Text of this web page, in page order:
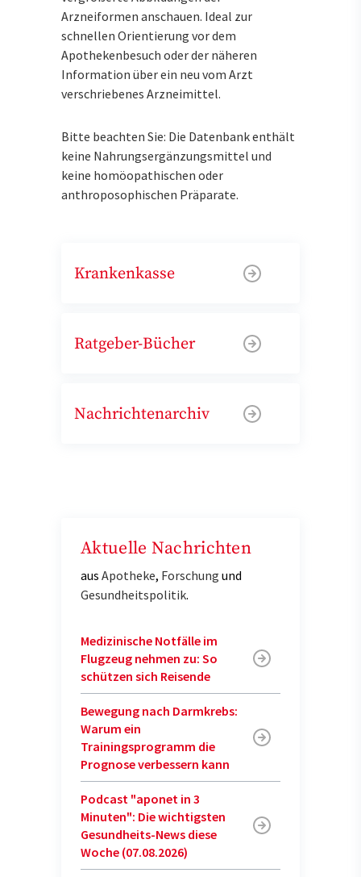
Arzneiformen anschauen. Ideal zur
schnellen Orientierung vor dem
Apothekenbesuch oder der näheren
Information über ein neu vom Arzt
verschriebenes Arzneimittel.
Bitte beachten Sie: Die Datenbank enthält
keine Nahrungsergänzungsmittel und
keine homöopathischen oder
anthroposophischen Präparate.
Krankenkasse
Ratgeber-Bücher
Nachrichtenarchiv
Aktuelle Nachrichten
aus Apotheke, Forschung und
Gesundheitspolitik.
Medizinische Notfälle im
Flugzeug nehmen zu: So
schützen sich Reisende
Bewegung nach Darmkrebs:
Warum ein
Trainingsprogramm die
Prognose verbessern kann
Podcast "aponet in 3
Minuten": Die wichtigsten
Gesundheits-News diese
Woche (07.08.2026)